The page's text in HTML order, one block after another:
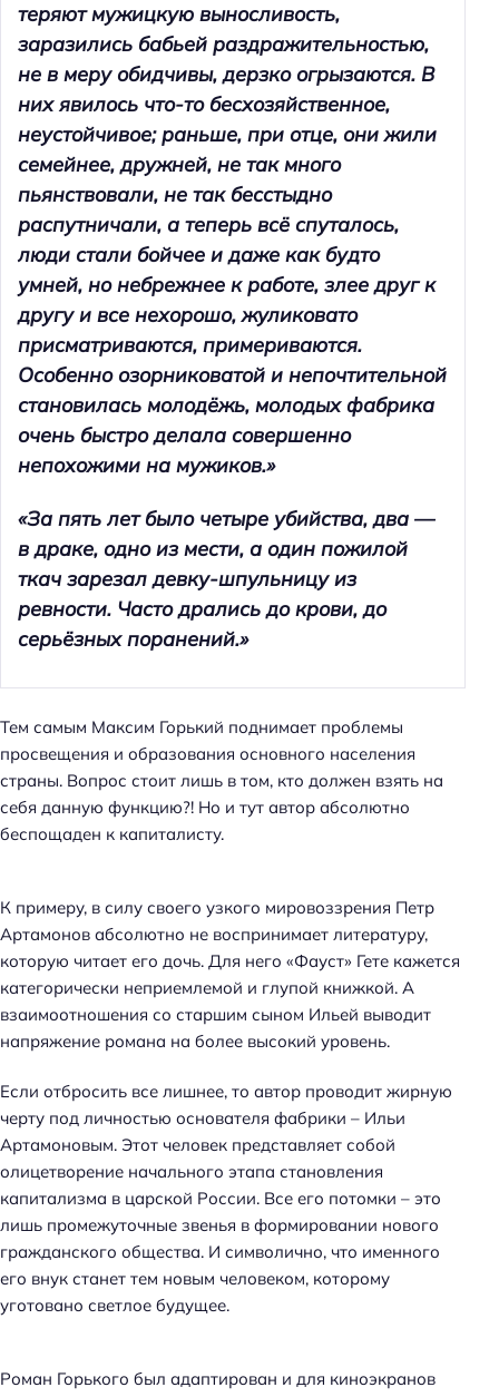
теряют мужицкую выносливость,
заразились бабьей раздражительностью,
не в меру обидчивы, дерзко огрызаются. В
них явилось что-то бесхозяйственное,
неустойчивое; раньше, при отце, они жили
семейнее, дружней, не так много
пьянствовали, не так бесстыдно
распутничали, а теперь всё спуталось,
люди стали бойчее и даже как будто
умней, но небрежнее к работе, злее друг к
другу и все нехорошо, жуликовато
присматриваются, примериваются.
Особенно озорниковатой и непочтительной
становилась молодёжь, молодых фабрика
очень быстро делала совершенно
непохожими на мужиков.»
«За пять лет было четыре убийства, два —
в драке, одно из мести, а один пожилой
ткач зарезал девку-шпульницу из
ревности. Часто дрались до крови, до
серьёзных поранений.»
Тем самым Максим Горький поднимает проблемы
просвещения и образования основного населения
страны. Вопрос стоит лишь в том, кто должен взять на
себя данную функцию?! Но и тут автор абсолютно
беспощаден к капиталисту.
К примеру, в силу своего узкого мировоззрения Петр
Артамонов абсолютно не воспринимает литературу,
которую читает его дочь. Для него «Фауст» Гете кажется
категорически неприемлемой и глупой книжкой. А
взаимоотношения со старшим сыном Ильей выводит
напряжение романа на более высокий уровень.
Если отбросить все лишнее, то автор проводит жирную
черту под личностью основателя фабрики – Ильи
Артамоновым. Этот человек представляет собой
олицетворение начального этапа становления
капитализма в царской России. Все его потомки – это
лишь промежуточные звенья в формировании нового
гражданского общества. И символично, что именного
его внук станет тем новым человеком, которому
уготовано светлое будущее.
Роман Горького был адаптирован и для киноэкранов